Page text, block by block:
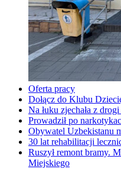
Oferta pracy
Dołącz do Klubu
Na łuku zjechała z
Prowadził po
Obywatel Uzbekistanu
30 lat rehabilitacji
Ruszył remont bramy.
Miejskiego